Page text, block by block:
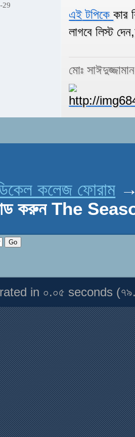
29
এই টপিকেকার
লাগবে লিস্ট
মোঃ
কলেজ ফোরাম
করুন The
in ০.০৫ seconds